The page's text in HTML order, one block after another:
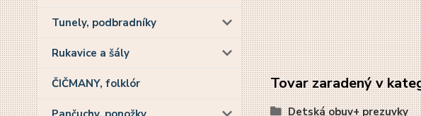
Tunely, podbradníky
Rukavice a šály
ČIČMANY, folklór Tovar zaradený v
Detská obuv+ prezuvky